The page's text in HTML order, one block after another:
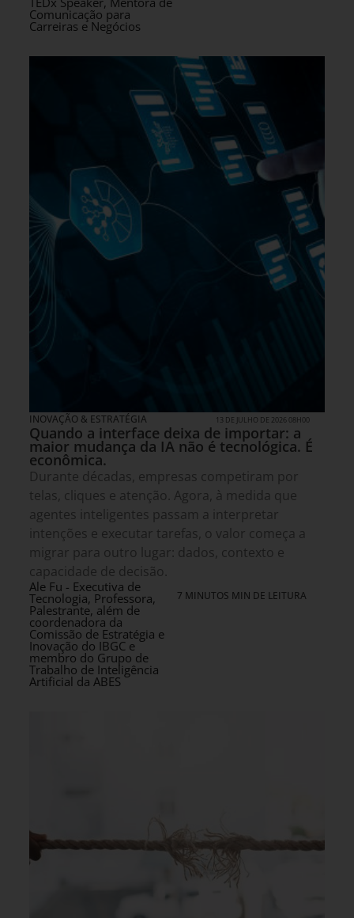
Comunicação para
Carreiras e Negócios
INOVAÇÃO & ESTRATÉGIA 13 DE JULHO DE 2026 08H00
Quando a interface deixa de importar: a
maior mudança da IA não é tecnológica. É
econômica.
Durante décadas, empresas competiram por
telas, cliques e atenção. Agora, à medida que
agentes inteligentes passam a interpretar
intenções e executar tarefas, o valor começa a
migrar para outro lugar: dados, contexto e
capacidade de decisão.
Ale Fu - Executiva de
Tecnologia, Professora,
Palestrante, além de
coordenadora da
Comissão de Estratégia e
Inovação do IBGC e
membro do Grupo de
Trabalho de Inteligência
Artificial da ABES
7 MINUTOS MIN DE LEITURA